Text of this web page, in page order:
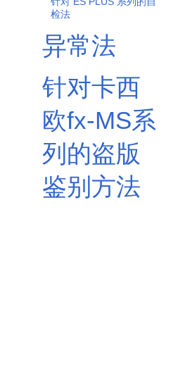
检法
异常法
针对卡西
欧fx-MS系
列的盗版
鉴别方法